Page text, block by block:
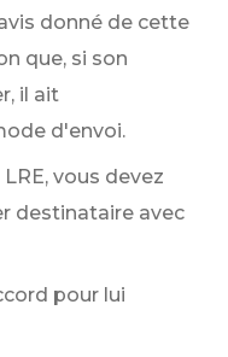
donné de cette
que, si son
il ait
d'envoi.
vous devez
destinataire avec
pour lui